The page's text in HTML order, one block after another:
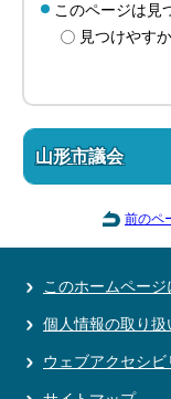
このページは見
見つけやす
山形市議会
前のペ
このホームページ
個人情報の取り扱
ウェブアクセシビ